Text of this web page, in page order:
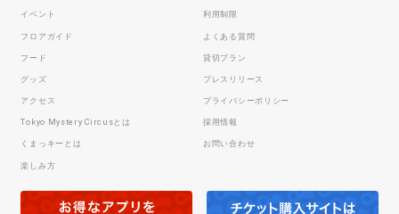
イベント
フロアガイド
フード
グッズ
アクセス
Tokyo Mystery Circusとは
くまっキーとは
楽しみ方
利用制限
よくある質問
貸切プラン
プレスリリース
プライバシーポリシー
採用情報
お問い合わせ